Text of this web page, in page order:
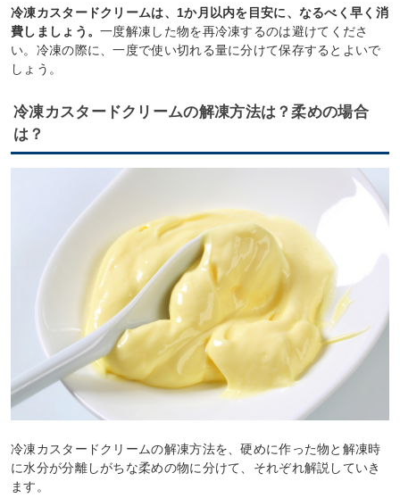
冷凍カスタードクリームは、1か月以内を目安に、なるべく早く消
費しましょう。一度解凍した物を再冷凍するのは避けてくださ
い。冷凍の際に、一度で使い切れる量に分けて保存するとよいで
しょう。
冷凍カスタードクリームの解凍方法は？柔めの場合
は？
冷凍カスタードクリームの解凍方法を、硬めに作った物と解凍時
に水分が分離しがちな柔めの物に分けて、それぞれ解説していき
ます。